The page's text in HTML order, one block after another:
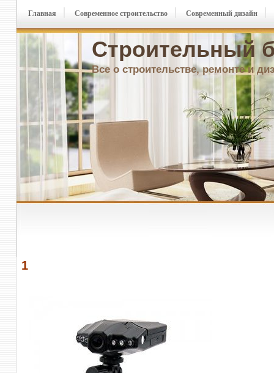
Строительный
Все о строительстве, ремонте и
Главная Современное строительство Современный дизайн
1